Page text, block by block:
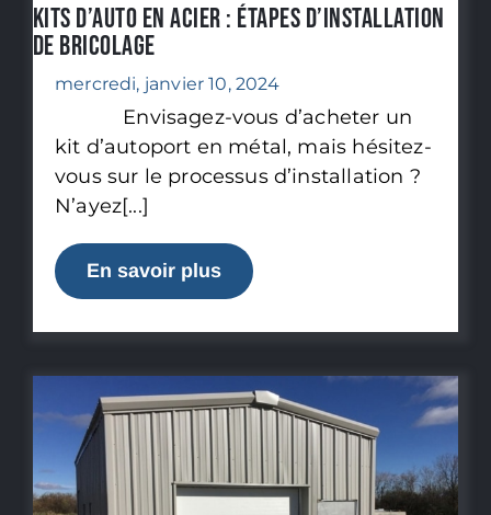
Kits d’auto en acier : étapes d’installation
de bricolage
mercredi, janvier 10, 2024
Envisagez-vous d’acheter un
kit d’autoport en métal, mais hésitez-
vous sur le processus d’installation ?
N’ayez[...]
En savoir plus